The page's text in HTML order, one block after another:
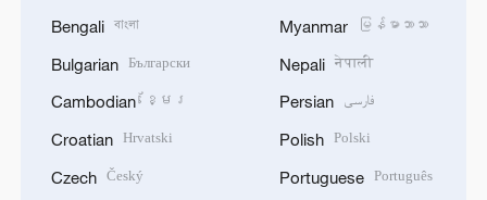
Bengali বাংলা
Bulgarian Български
Cambodian ខ្មែរ
Croatian Hrvatski
Czech Český
Myanmar မြန်မာဘာသာ
Nepali नेपाली
Persian فارسی
Polish Polski
Portuguese Português